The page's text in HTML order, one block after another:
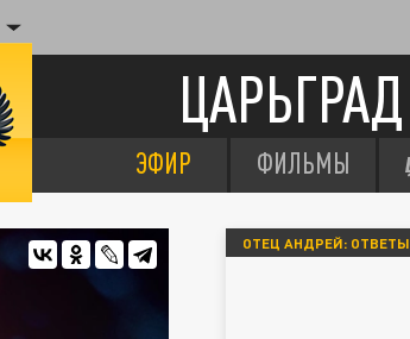
ЦАРЬГРАД
ЭФИР ФИЛЬМЫ
ОТЕЦ АНДРЕЙ: ОТВЕТЫ